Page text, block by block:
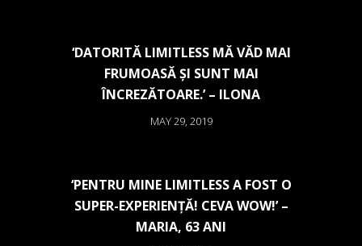
‘DATORITĂ LIMITLESS MĂ VĂD MAI
FRUMOASĂ ȘI SUNT MAI
ÎNCREZĂTOARE.’ – ILONA
MAY 29, 2019
‘PENTRU MINE LIMITLESS A FOST O
SUPER-EXPERIENȚĂ! CEVA WOW!’ –
MARIA, 63 ANI